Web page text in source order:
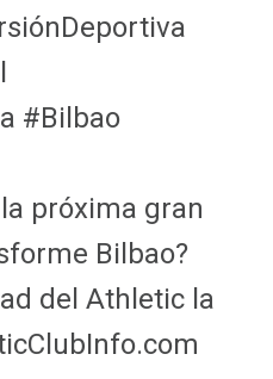
#Bilbao
próxima gran
Bilbao?
del Athletic la